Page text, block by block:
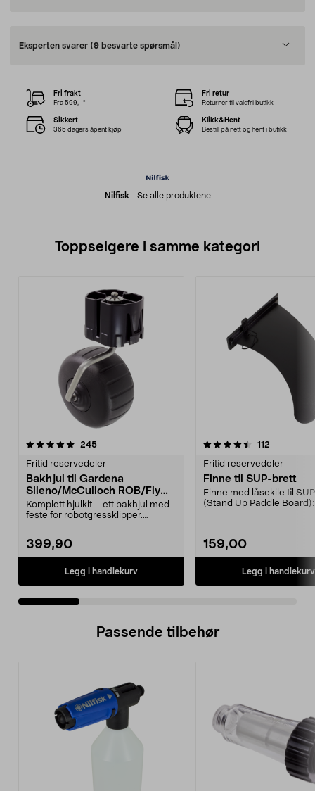
Eksperten svarer (9 besvarte spørsmål)
Nilfisk- Se alle produktene
Fri frakt
Fra 599,–*
Fri retur
Returner til valgfri butikk
Sikkert
365 dagers åpent kjøp
Klikk&Hent
Bestill på nett og hent i butikk
Toppselgere i samme kategori
245anmeldelser
Fritid reservedeler
Bakhjul til Gardena
Sileno/McCulloch ROB/Flymo
Easilife
Komplett hjulkit – ett bakhjul med
feste for robotgressklipper.
399,90
Legg i handlekurv
4.5 av 5 stjerner 112
Fritid reservedeler
Finne til SUP-brett
Finne med låsekile til
(Stand Up Paddle Board):
159,00
Legg i handlekurv
5.0 av 5 stjerner
Passende tilbehør